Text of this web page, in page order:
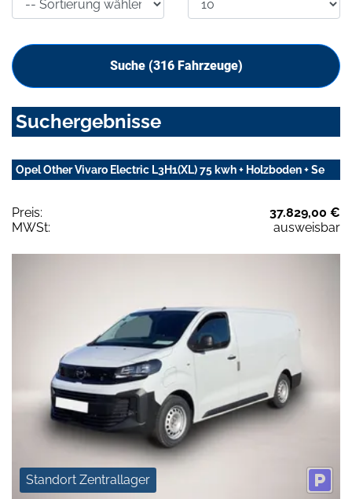
Suche (316Fahrzeuge)
Suchergebnisse
Opel Other Vivaro Electric L3H1(XL) 75 kwh + Holzboden + Se
Preis:
37.829,00 €
MWSt:
ausweisbar
Standort Zentrallager